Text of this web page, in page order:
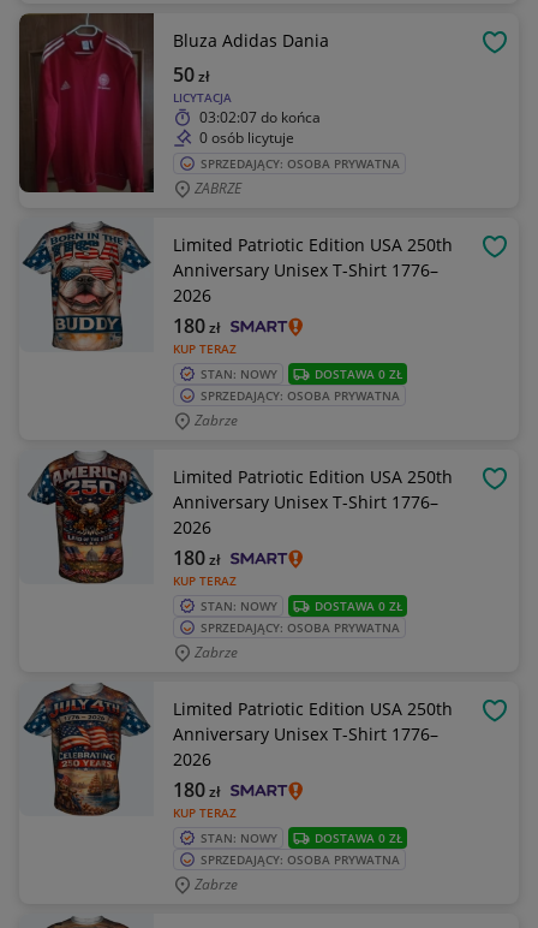
Bluza Adidas Dania
LICYTACJA
50zł
03:02:07do końca
0 osób licytuje
SPRZEDAJĄCY: OSOBA PRYWATNA
ZABRZE
Limited Patriotic Edition USA 250th
Anniversary Unisex T-Shirt 1776–
2026
KUP TERAZ
180zł
STAN: NOWY
DOSTAWA 0 ZŁ
SPRZEDAJĄCY: OSOBA PRYWATNA
Zabrze
Limited Patriotic Edition USA 250th
Anniversary Unisex T-Shirt 1776–
2026
KUP TERAZ
180zł
STAN: NOWY
DOSTAWA 0 ZŁ
SPRZEDAJĄCY: OSOBA PRYWATNA
Zabrze
Limited Patriotic Edition USA 250th
Anniversary Unisex T-Shirt 1776–
2026
KUP TERAZ
180zł
STAN: NOWY
DOSTAWA 0 ZŁ
SPRZEDAJĄCY: OSOBA PRYWATNA
Zabrze